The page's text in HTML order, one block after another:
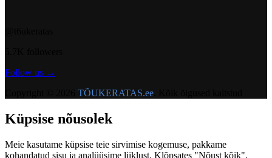
Follow us →
TÕUKERATAS.ee
Küpsise nõusolek
Meie kasutame küpsise teie sirvimise kogemuse, pakkame
kohandatud sisu ja analüüsime liiklust. Klõpsates "Nõust kõik",